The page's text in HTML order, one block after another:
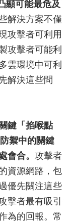
顯可能最危及
解決方案不僅
攻擊者可利用
攻擊者可能利
雲環境中可利
解決這些問
鍵「掐喉點
禦中的關鍵
會合。 攻擊者
資源網路，包
優先關注這些
擊者最有吸引
為的回報。常